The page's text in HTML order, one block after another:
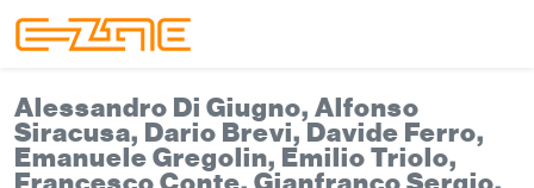
Alessandro Di Giugno, Alfonso
Siracusa, Dario Brevi, Davide Ferro,
Emanuele Gregolin, Emilio Triolo,